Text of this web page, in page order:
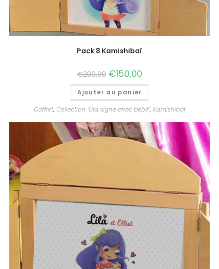
Pack 8 Kamishibaï
€200,00 €150,00
Ajouter au panier
Coffret, Collection "Lila signe avec bébé", Kamishibaï